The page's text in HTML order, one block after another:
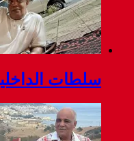
سلطات